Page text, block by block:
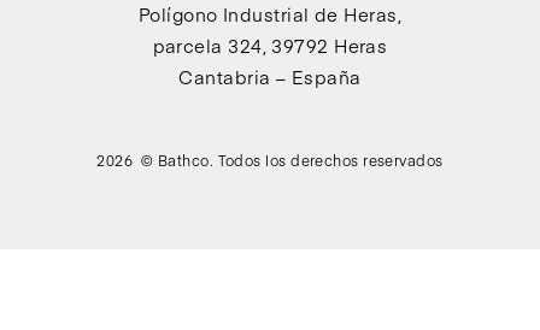
Polígono Industrial de Heras,
parcela 324, 39792 Heras
Cantabria – España
2026 © Bathco. Todos los derechos reservados